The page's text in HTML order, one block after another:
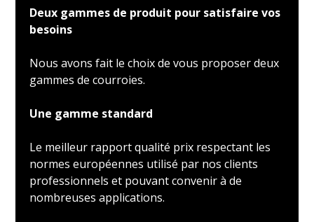
Deux gammes de produit pour satisfaire vos
besoins
Nous avons fait le choix de vous proposer deux
gammes de courroies.
Une gamme standard
Le meilleur rapport qualité prix respectant les
normes européennes utilisé par nos clients
professionnels et pouvant convenir à de
nombreuses applications.